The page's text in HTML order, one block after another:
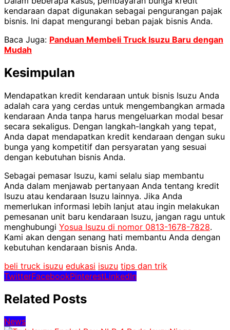
kendaraan dapat digunakan sebagai pengurangan pajak
bisnis. Ini dapat mengurangi beban pajak bisnis Anda.
Baca Juga: Panduan Membeli Truck Isuzu Baru dengan
Mudah
Kesimpulan
Mendapatkan kredit kendaraan untuk bisnis Isuzu Anda
adalah cara yang cerdas untuk mengembangkan armada
kendaraan Anda tanpa harus mengeluarkan modal besar
secara sekaligus. Dengan langkah-langkah yang tepat,
Anda dapat mendapatkan kredit kendaraan dengan suku
bunga yang kompetitif dan persyaratan yang sesuai
dengan kebutuhan bisnis Anda.
Sebagai pemasar Isuzu, kami selalu siap membantu
Anda dalam menjawab pertanyaan Anda tentang kredit
Isuzu atau kendaraan Isuzu lainnya. Jika Anda
memerlukan informasi lebih lanjut atau ingin melakukan
pemesanan unit baru kendaraan Isuzu, jangan ragu untuk
menghubungi Yosua Isuzu di nomor 0813-1678-7828.
Kami akan dengan senang hati membantu Anda dengan
kebutuhan kendaraan bisnis Anda.
beli truck isuzu edukasi isuzu tips dan trik
TwitterFacebookPinterestLinkedIn
Related Posts
News